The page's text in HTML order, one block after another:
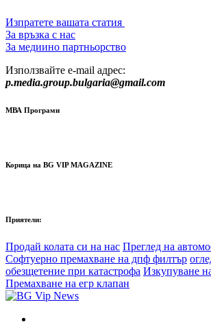
Изпратете вашата статия
За връзка с нас
За медиино партньорство
Използвайте e-mail адрес:
p.media.group.bulgaria@gmail.com
МВА Програми
Корица на BG VIP MAGAZINE
Приятели:
Продай колата си на нас Преглед на
Софтуерно премахване на дпф филтър
обезщетение при катастрофа Изкупуване
Премахване на егр клапан